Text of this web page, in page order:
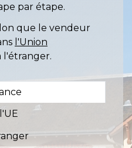
par étape.
que le vendeur
l'Union
l'étranger.